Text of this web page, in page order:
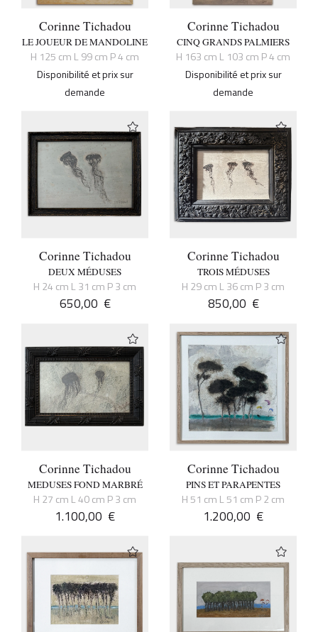
Corinne Tichadou
LE JOUEUR DE MANDOLINE
H 125 cm L 99 cm P 4 cm
Disponibilité et prix sur
demande
Corinne Tichadou
CINQ GRANDS PALMIERS
H 163 cm L 103 cm P 4 cm
Disponibilité et prix sur
demande
Corinne Tichadou
DEUX MÉDUSES
H 24 cm L 31 cm P 3 cm
650,00 €
Corinne Tichadou
TROIS MÉDUSES
H 29 cm L 36 cm P 3 cm
850,00 €
Corinne Tichadou
MEDUSES FOND MARBRÉ
H 27 cm L 40 cm P 3 cm
1.100,00 €
Corinne Tichadou
PINS ET PARAPENTES
H 51 cm L 51 cm P 2 cm
1.200,00 €